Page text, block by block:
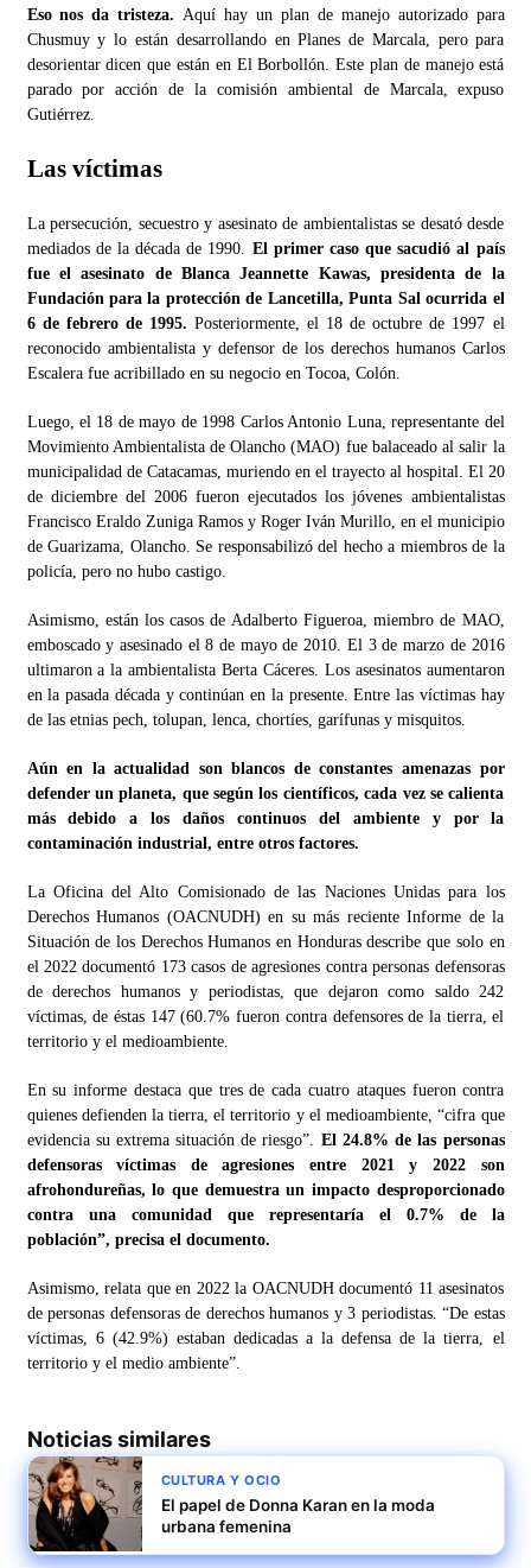
Eso nos da tristeza.Aquí hay un plan de manejo autorizado para
Chusmuy y lo están desarrollando en Planes de Marcala, pero para
desorientar dicen que están en El Borbollón. Este plan de manejo está
parado por acción de la comisión ambiental de Marcala, expuso
Gutiérrez.
Las víctimas
La persecución, secuestro y asesinato de ambientalistas se desató desde
mediados de la década de 1990. El primer caso que sacudió al país
fue el asesinato de Blanca Jeannette Kawas, presidenta de la
Fundación para la protección de Lancetilla, Punta Sal ocurrida el
6 de febrero de 1995. Posteriormente, el 18 de octubre de 1997 el
reconocido ambientalista y defensor de los derechos humanos Carlos
Escalera fue acribillado en su negocio en Tocoa, Colón.
Luego, el 18 de mayo de 1998 Carlos Antonio Luna, representante del
Movimiento Ambientalista de Olancho (MAO) fue balaceado al salir la
municipalidad de Catacamas, muriendo en el trayecto al hospital. El 20
de diciembre del 2006 fueron ejecutados los jóvenes ambientalistas
Francisco Eraldo Zuniga Ramos y Roger Iván Murillo, en el municipio
de Guarizama, Olancho. Se responsabilizó del hecho a miembros de la
policía, pero no hubo castigo.
Asimismo, están los casos de Adalberto Figueroa, miembro de MAO,
emboscado y asesinado el 8 de mayo de 2010. El 3 de marzo de 2016
ultimaron a la ambientalista Berta Cáceres. Los asesinatos aumentaron
en la pasada década y continúan en la presente. Entre las víctimas hay
de las etnias pech, tolupan, lenca, chortíes, garífunas y misquitos.
Aún en la actualidad son blancos de constantes amenazas por
defender un planeta, que según los científicos, cada vez se calienta
más debido a los daños continuos del ambiente y por la
contaminación industrial, entre otros factores.
La Oficina del Alto Comisionado de las Naciones Unidas para los
Derechos Humanos (OACNUDH) en su más reciente Informe de la
Situación de los Derechos Humanos en Honduras describe que solo en
el 2022 documentó 173 casos de agresiones contra personas defensoras
de derechos humanos y periodistas, que dejaron como saldo 242
víctimas, de éstas 147 (60.7% fueron contra defensores de la tierra, el
territorio y el medioambiente.
En su informe destaca que tres de cada cuatro ataques fueron contra
quienes defienden la tierra, el territorio y el medioambiente, “cifra que
evidencia su extrema situación de riesgo”. El 24.8% de las personas
defensoras víctimas de agresiones entre 2021 y 2022 son
afrohondureñas, lo que demuestra un impacto desproporcionado
contra una comunidad que representaría el 0.7% de la
población”, precisa el documento.
Asimismo, relata que en 2022 la OACNUDH documentó 11 asesinatos
de personas defensoras de derechos humanos y 3 periodistas. “De estas
víctimas, 6 (42.9%) estaban dedicadas a la defensa de la tierra, el
territorio y el medio ambiente”.
Noticias similares
CULTURA Y OCIO
El papel de Donna Karan en la moda
urbana femenina